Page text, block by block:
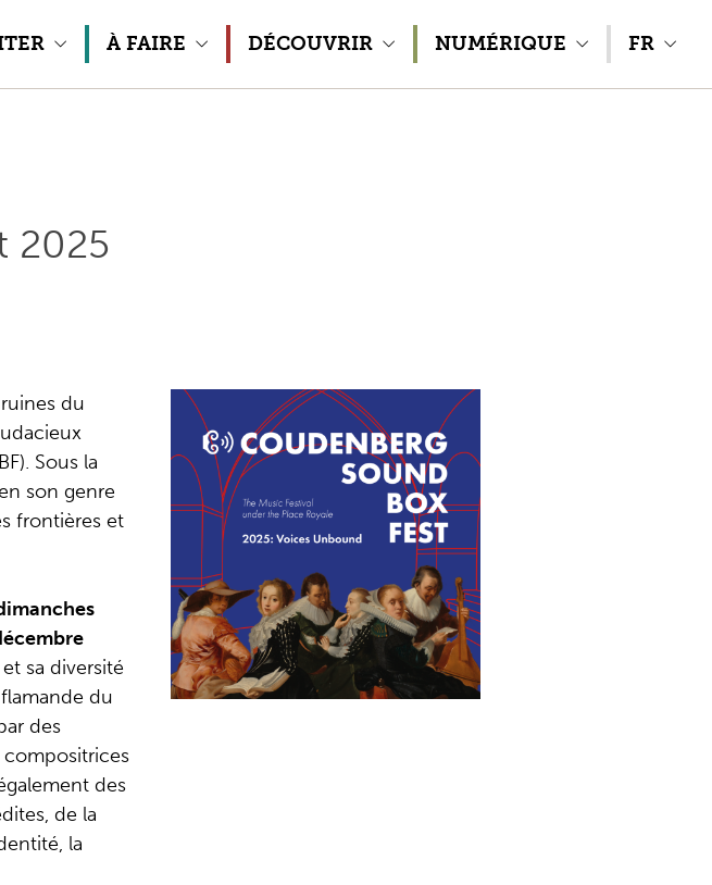
À FAIRE DÉCOUVRIR NUMÉRIQUE FR
2025
du
Sous la
son genre
frontières et
sa diversité
du
des
des
de la
la